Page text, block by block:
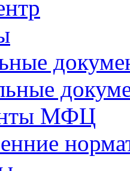
МФЦ